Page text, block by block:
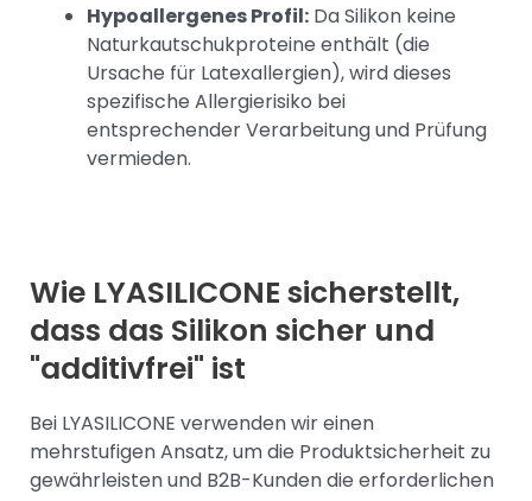
Hypoallergenes Profil: Da Silikon keine
Naturkautschukproteine enthält (die
Ursache für Latexallergien), wird dieses
spezifische Allergierisiko bei
entsprechender Verarbeitung und Prüfung
vermieden.
Wie LYASILICONE sicherstellt,
dass das Silikon sicher und
"additivfrei" ist
Bei LYASILICONE verwenden wir einen
mehrstufigen Ansatz, um die Produktsicherheit zu
gewährleisten und B2B-Kunden die erforderlichen